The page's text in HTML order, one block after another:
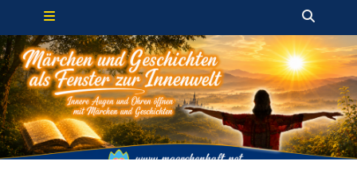
Zum
springen
Primäres Menü